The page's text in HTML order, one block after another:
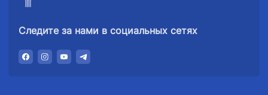
Следите за нами в социальных сетях